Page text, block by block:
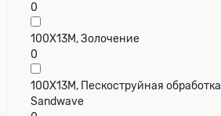
0
100Х13М, Золочение
0
100Х13М, Пескоструйная обработка
Sandwave